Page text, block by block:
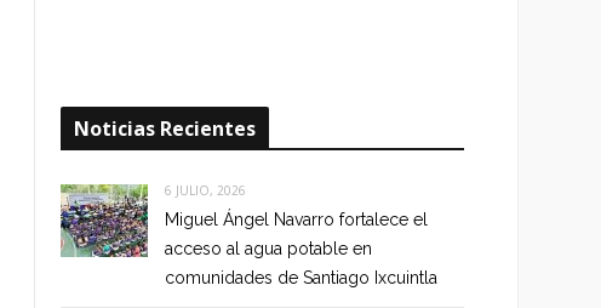
Noticias Recientes
6 JULIO, 2026
Miguel Ángel Navarro fortalece el
acceso al agua potable en
comunidades de Santiago Ixcuintla